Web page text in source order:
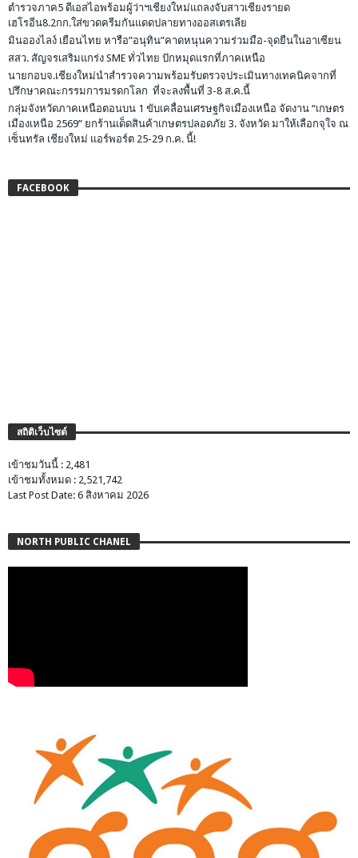
ตำรวจภาค5 ดีเอสไอพร้อมผู้ว่าฯเชียงใหม่แถลงจับสาวเชียงรายด
เฮโรอีน8.2กก.ใส่ขวดครีมกันแดดปลายทางออสเตรเลีย
มินอองไลง์ เยือนไทย หารือ”อนุทิน”คาดหนุนความร่วมมือ-จุดยืนในอาเซียน
สสว. สัญจรเสริมแกร่ง SME ทั่วไทย ปักหมุดแรกที่ภาคเหนือ
นายกอบจ.เชียงใหม่นำสำรวจความพร้อมรับตรวจประเมินทางเทคนิคจากที่
ปรึกษาคณะกรรมการมรดกโลก ที่จะลงพื้นที่ 3-8 ส.ค.นี้
กลุ่มจังหวัดภาคเหนือตอนบน 1 ขับเคลื่อนเศรษฐกิจเมืองเหนือ จัดงาน “เกษตร
เมืองเหนือ 2569” ยกร้านเด็ดสินค้าเกษตรปลอดภัย 3. จังหวัด มาให้เลือกจุใจ ณ
เซ็นทรัล เชียงใหม่ แอร์พอร์ต 25-29 ก.ค. นี้!
FACEBOOK
สถิติเว็บไซต์
เข้าชมวันนี้ : 2,481
เข้าชมทั้งหมด : 2,521,742
Last Post Date: 6 สิงหาคม 2026
NORTH PUBLIC CHANEL